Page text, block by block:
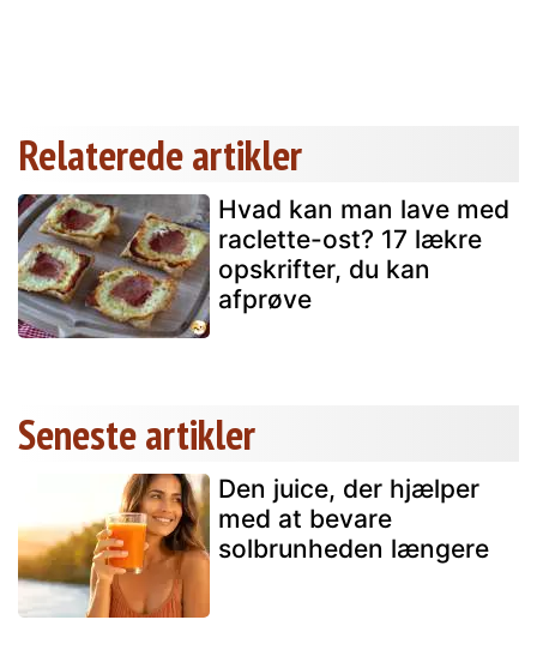
Relaterede artikler
Hvad kan man lave med
raclette-ost? 17 lækre
opskrifter, du kan
afprøve
Seneste artikler
Den juice, der hjælper
med at bevare
solbrunheden længere